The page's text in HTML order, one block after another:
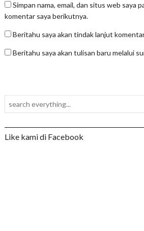
Simpan nama, email, dan situs web saya
komentar saya berikutnya.
Beritahu saya akan tindak lanjut
Beritahu saya akan tulisan baru melalui
Like kami di Facebook